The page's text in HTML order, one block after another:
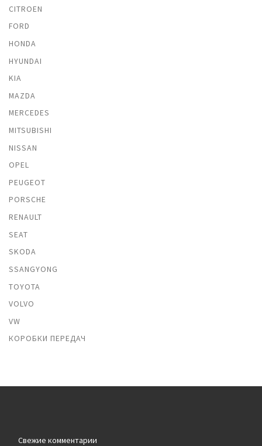
CITROEN
FORD
HONDA
HYUNDAI
KIA
MAZDA
MERCEDES
MITSUBISHI
NISSAN
OPEL
PEUGEOT
PORSCHE
RENAULT
SEAT
SKODA
SSANGYONG
TOYOTA
VOLVO
VW
КОРОБКИ ПЕРЕДАЧ
Свежие комментарии